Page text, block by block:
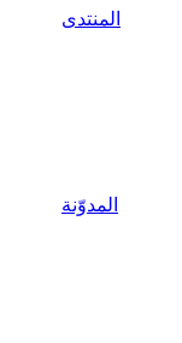
المنتدى
المدوّنة